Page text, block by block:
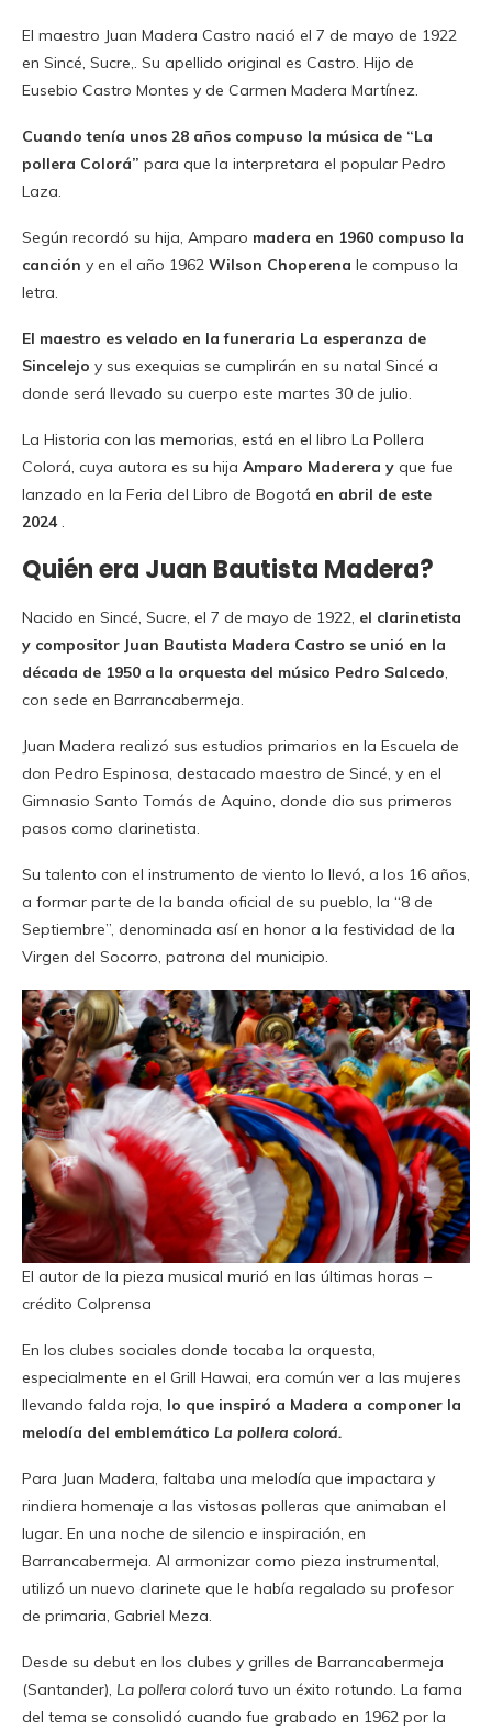
El maestro Juan Madera Castro nació el 7 de mayo de 1922
en Sincé, Sucre,. Su apellido original es Castro. Hijo de
Eusebio Castro Montes y de Carmen Madera Martínez.
Cuando tenía unos 28 años compuso la música de “La
pollera Colorá” para que la interpretara el popular Pedro
Laza.
Según recordó su hija, Amparo madera en 1960 compuso la
canción y en el año 1962 Wilson Choperena le compuso la
letra.
El maestro es velado en la funeraria La esperanza de
Sincelejo y sus exequias se cumplirán en su natal Sincé a
donde será llevado su cuerpo este martes 30 de julio.
La Historia con las memorias, está en el libro La Pollera
Colorá, cuya autora es su hija Amparo Maderera y que fue
lanzado en la Feria del Libro de Bogotá en abril de este
2024
Quién era Juan Bautista Madera?
Nacido en Sincé, Sucre, el 7 de mayo de 1922, el clarinetista
y compositor Juan Bautista Madera Castro se unió en la
década de 1950 a la orquesta del músico Pedro Salcedo
con sede en Barrancabermeja.
Juan Madera realizó sus estudios primarios en la Escuela de
don Pedro Espinosa, destacado maestro de Sincé, y en el
Gimnasio Santo Tomás de Aquino, donde dio sus primeros
pasos como clarinetista.
Su talento con el instrumento de viento lo llevó, a los 16 años,
a formar parte de la banda oficial de su pueblo, la “8 de
Septiembre”, denominada así en honor a la festividad de la
Virgen del Socorro, patrona del municipio.
El autor de la pieza musical murió en las últimas horas –
crédito Colprensa
En los clubes sociales donde tocaba la orquesta,
especialmente en el Grill Hawai, era común ver a las mujeres
llevando falda roja, lo que inspiró a Madera a componer la
melodía del emblemático La pollera colorá.
Para Juan Madera, faltaba una melodía que impactara y
rindiera homenaje a las vistosas polleras que animaban el
lugar. En una noche de silencio e inspiración, en
Barrancabermeja. Al armonizar como pieza instrumental,
utilizó un nuevo clarinete que le había regalado su profesor
de primaria, Gabriel Meza.
Desde su debut en los clubes y grilles de Barrancabermeja
(Santander), La pollera colorá tuvo un éxito rotundo. La fama
del tema se consolidó cuando fue grabado en 1962 por la